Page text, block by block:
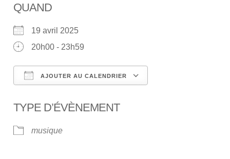
QUAND
19 avril 2025
20h00 - 23h59
AJOUTER AU CALENDRIER
TYPE D’ÉVÈNEMENT
musique